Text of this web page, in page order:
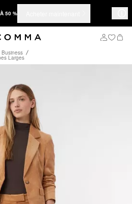
50 %
Business
Larges